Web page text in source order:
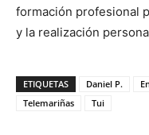
formación profesional
y la realización
ETIQUETAS Daniel P.
Telemariñas
Tui